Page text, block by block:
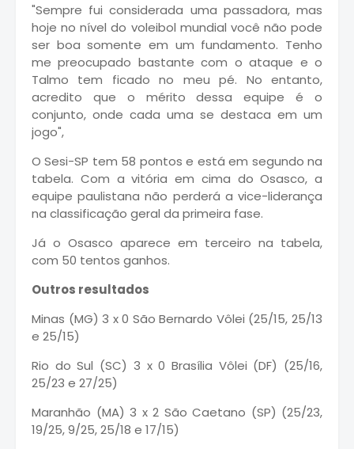
"Sempre fui considerada uma passadora, mas
hoje no nível do voleibol mundial você não pode
ser boa somente em um fundamento. Tenho
me preocupado bastante com o ataque e o
Talmo tem ficado no meu pé. No entanto,
acredito que o mérito dessa equipe é o
conjunto, onde cada uma se destaca em um
jogo",
O Sesi-SP tem 58 pontos e está em segundo na
tabela. Com a vitória em cima do Osasco, a
equipe paulistana não perderá a vice-liderança
na classificação geral da primeira fase.
Já o Osasco aparece em terceiro na tabela,
com 50 tentos ganhos.
Outros resultados
Minas (MG) 3 x 0 São Bernardo Vôlei (25/15, 25/13
e 25/15)
Rio do Sul (SC) 3 x 0 Brasília Vôlei (DF) (25/16,
25/23 e 27/25)
Maranhão (MA) 3 x 2 São Caetano (SP) (25/23,
19/25, 9/25, 25/18 e 17/15)